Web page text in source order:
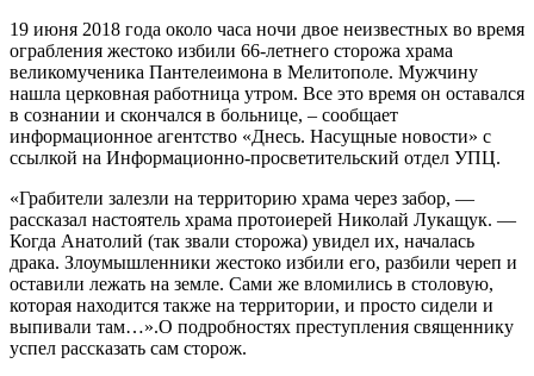
19 июня 2018 года около часа ночи двое неизвестных во время
ограбления жестоко избили 66-летнего сторожа храма
великомученика Пантелеимона в Мелитополе. Мужчину
нашла церковная работница утром. Все это время он оставался
в сознании и скончался в больнице, – сообщает
информационное агентство «Днесь. Насущные новости» с
ссылкой на Информационно-просветительский отдел УПЦ.
«Грабители залезли на территорию храма через забор, —
рассказал настоятель храма протоиерей Николай Лукащук. —
Когда Анатолий (так звали сторожа) увидел их, началась
драка. Злоумышленники жестоко избили его, разбили череп и
оставили лежать на земле. Сами же вломились в столовую,
которая находится также на территории, и просто сидели и
выпивали там…».О подробностях преступления священнику
успел рассказать сам сторож.